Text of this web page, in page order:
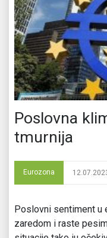
Poslovna
tmurnija
Eurozona
Poslovni sentiment u
zaredom i raste